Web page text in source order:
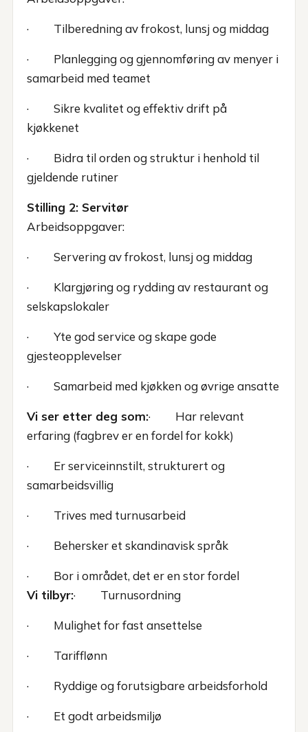
· Tilberedning av frokost, lunsj og middag
· Planlegging og gjennomføring av menyer i
samarbeid med teamet
· Sikre kvalitet og effektiv drift på
kjøkkenet
· Bidra til orden og struktur i henhold til
gjeldende rutiner
Stilling 2: Servitør
Arbeidsoppgaver:
· Servering av frokost, lunsj og middag
· Klargjøring og rydding av restaurant og
selskapslokaler
· Yte god service og skape gode
gjesteopplevelser
· Samarbeid med kjøkken og øvrige ansatte
Vi ser etter deg som:· Har relevant
erfaring (fagbrev er en fordel for kokk)
· Er serviceinnstilt, strukturert og
samarbeidsvillig
· Trives med turnusarbeid
· Behersker et skandinavisk språk
· Bor i området, det er en stor fordel
Vi tilbyr:· Turnusordning
· Mulighet for fast ansettelse
· Tarifflønn
· Ryddige og forutsigbare arbeidsforhold
· Et godt arbeidsmiljø